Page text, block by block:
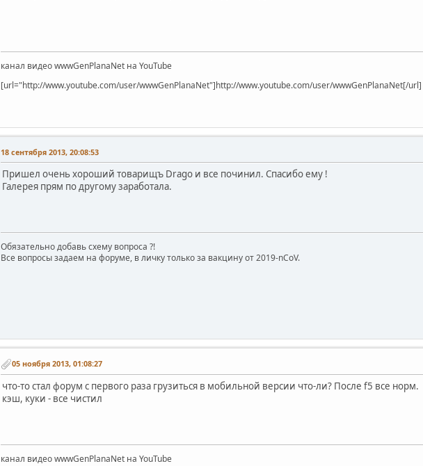
канал видео wwwGenPlanaNet на YouTube
[url="http://www.youtube.com/user/wwwGenPlanaNet"]http://www.youtube.com/user/wwwGenPlanaNet[/url]
18 сентября 2013, 20:08:53
Пришел очень хороший товарищъ Drago и все починил. Спасибо ему !
Галерея прям по другому заработала.
Обязательно добавь схему вопроса ?!
Все вопросы задаем на форуме, в личку только за вакцину от 2019-nCoV.
05 ноября 2013, 01:08:27
что-то стал форум с первого раза грузиться в мобильной версии что-ли? После f5 все норм.
кэш, куки - все чистил
канал видео wwwGenPlanaNet на YouTube